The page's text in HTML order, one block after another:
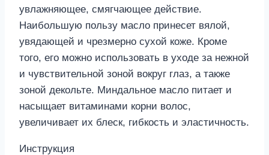
увлажняющее, смягчающее действие.
Наибольшую пользу масло принесет вялой,
увядающей и чрезмерно сухой коже. Кроме
того, его можно использовать в уходе за нежной
и чувствительной зоной вокруг глаз, а также
зоной декольте. Миндальное масло питает и
насыщает витаминами корни волос,
увеличивает их блеск, гибкость и эластичность.
Инструкция